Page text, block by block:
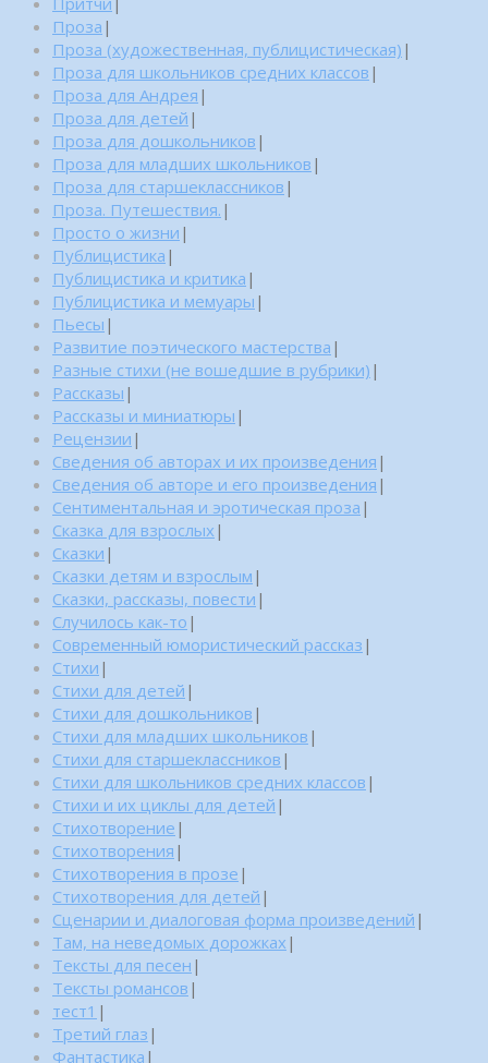
Проза |
Проза (художественная, публицистическая) |
Проза для школьников средних классов |
Проза для Андрея |
Проза для детей |
Проза для дошкольников |
Проза для младших школьников |
Проза для старшеклассников |
Проза. Путешествия. |
Просто о жизни |
Публицистика |
Публицистика и критика |
Публицистика и мемуары |
Пьесы |
Развитие поэтического мастерства |
Разные стихи (не вошедшие в рубрики) |
Рассказы |
Рассказы и миниатюры |
Рецензии |
Сведения об авторах и их произведения |
Сведения об авторе и его произведения |
Сентиментальная и эротическая проза |
Сказка для взрослых |
Сказки |
Сказки детям и взрослым |
Сказки, рассказы, повести |
Случилось как-то |
Современный юмористический рассказ |
Стихи |
Стихи для детей |
Стихи для дошкольников |
Стихи для младших школьников |
Стихи для старшеклассников |
Стихи для школьников средних классов |
Стихи и их циклы для детей |
Стихотворение |
Стихотворения |
Стихотворения в прозе |
Стихотворения для детей |
Сценарии и диалоговая форма произведений |
Там, на неведомых дорожках |
Тексты для песен |
Тексты романсов |
тест1 |
Третий глаз |
Фантастика |